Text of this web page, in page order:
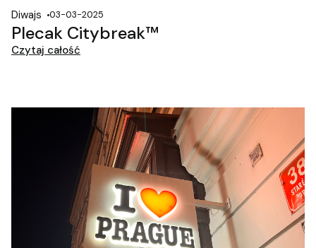
Diwajs 03-03-2025
Plecak Citybreak™
Czytaj całość